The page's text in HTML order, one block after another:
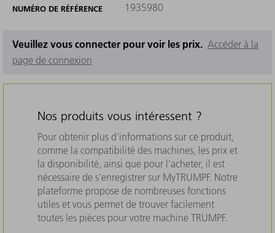
NUMÉRO DE RÉFÉRENCE 1935980
Veuillez vous connecter pour voir les prix. Accéder à la
page de connexion
Nos produits vous intéressent ?
Pour obtenir plus d'informations sur ce produit,
comme la compatibilité des machines, les prix et
la disponibilité, ainsi que pour l'acheter, il est
nécessaire de s'enregistrer sur MyTRUMPF. Notre
plateforme propose de nombreuses fonctions
utiles et vous permet de trouver facilement
toutes les pièces pour votre machine TRUMPF.